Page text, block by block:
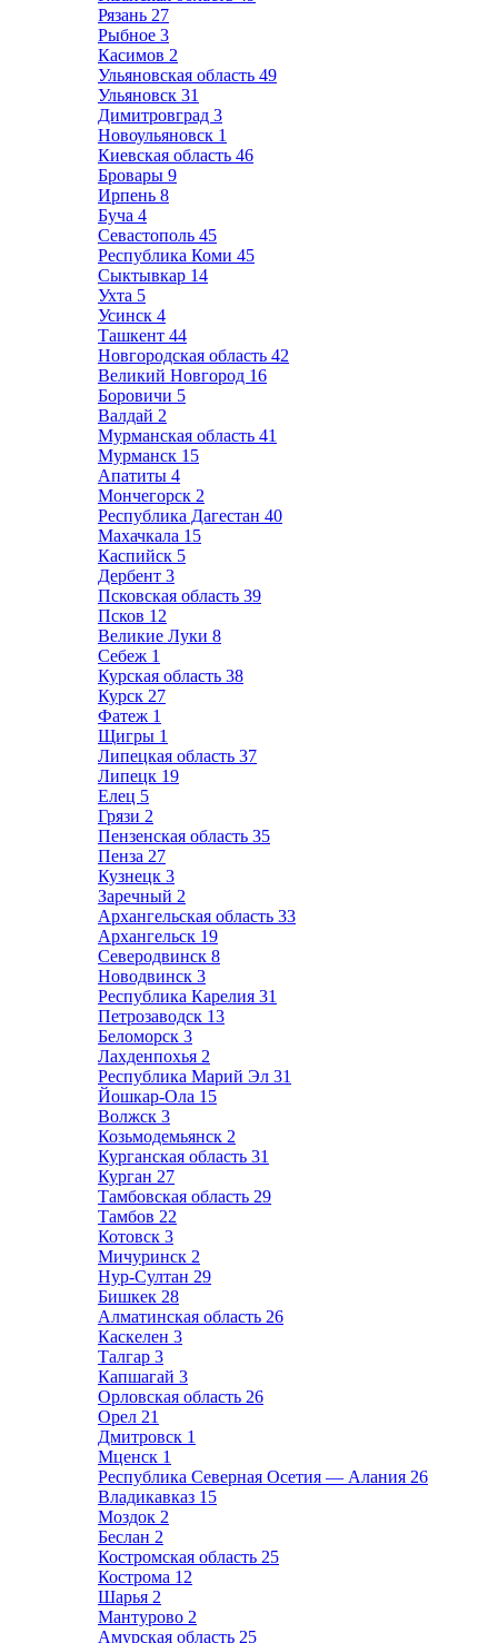
Рязань 27
Рыбное 3
Касимов 2
Ульяновская область 49
Ульяновск 31
Димитровград 3
Новоульяновск 1
Киевская область 46
Бровары 9
Ирпень 8
Буча 4
Севастополь 45
Республика Коми 45
Сыктывкар 14
Ухта 5
Усинск 4
Ташкент 44
Новгородская область 42
Великий Новгород 16
Боровичи 5
Валдай 2
Мурманская область 41
Мурманск 15
Апатиты 4
Мончегорск 2
Республика Дагестан 40
Махачкала 15
Каспийск 5
Дербент 3
Псковская область 39
Псков 12
Великие Луки 8
Себеж 1
Курская область 38
Курск 27
Фатеж 1
Щигры 1
Липецкая область 37
Липецк 19
Елец 5
Грязи 2
Пензенская область 35
Пенза 27
Кузнецк 3
Заречный 2
Архангельская область 33
Архангельск 19
Северодвинск 8
Новодвинск 3
Республика Карелия 31
Петрозаводск 13
Беломорск 3
Лахденпохья 2
Республика Марий Эл 31
Йошкар-Ола 15
Волжск 3
Козьмодемьянск 2
Курганская область 31
Курган 27
Тамбовская область 29
Тамбов 22
Котовск 3
Мичуринск 2
Нур-Султан 29
Бишкек 28
Алматинская область 26
Каскелен 3
Талгар 3
Капшагай 3
Орловская область 26
Орел 21
Дмитровск 1
Мценск 1
Республика Северная Осетия — Алания 26
Владикавказ 15
Моздок 2
Беслан 2
Костромская область 25
Кострома 12
Шарья 2
Мантурово 2
Амурская область 25